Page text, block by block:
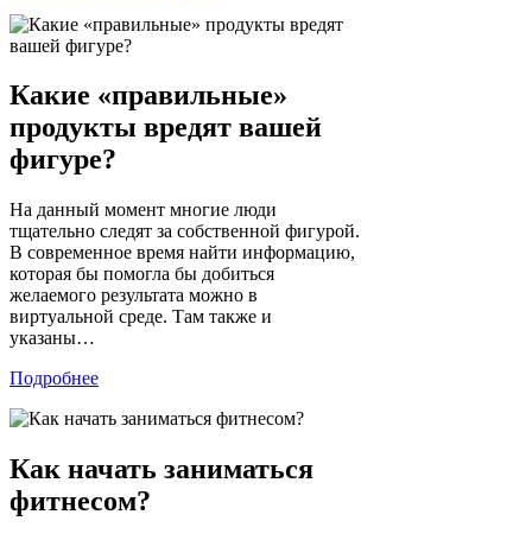
Какие «правильные»
продукты вредят вашей
фигуре?
На данный момент многие люди
тщательно следят за собственной фигурой.
В современное время найти информацию,
которая бы помогла бы добиться
желаемого результата можно в
виртуальной среде. Там также и
указаны…
Подробнее
Как начать заниматься
фитнесом?